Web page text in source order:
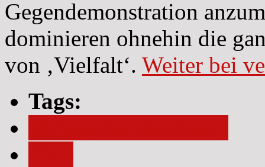
Gegendemonstration
dominieren ohnehin die
von ‚Vielfalt‘. Weiter bei
Tags: